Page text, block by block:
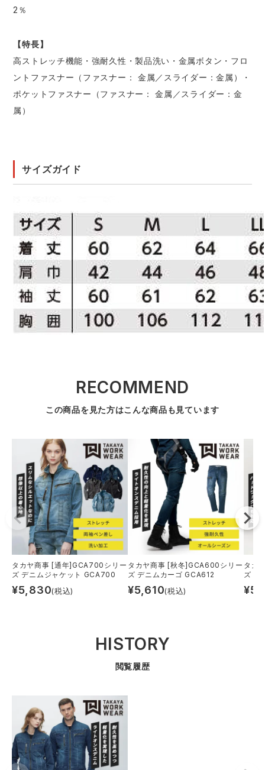
2％
【特長】
高ストレッチ機能・強耐久性・製品洗い・金属ボタン・フロ
ントファスナー（ファスナー： 金属／スライダー：金属）・
ポケットファスナー（ファスナー： 金属／スライダー：金
属）
サイズガイド
RECOMMEND
この商品を見た方はこんな商品も見ています
タカヤ商事 [通年]GCA700シリー
ズ デニムジャケット GCA700
¥5,830(税込)
タカヤ商事 [秋冬]GCA600シリー
ズ デニムカーゴ GCA612
¥5,610(税込)
タカ
ズ カ
¥
HISTORY
閲覧履歴